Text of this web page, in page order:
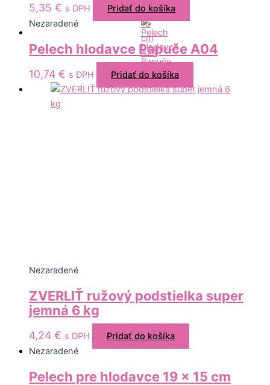
5,35 € s DPH
Pridať do košíka
Nezaradené
Pelech hlodavce Papuče A04
10,74 € s DPH Pridať do košíka
Nezaradené
ZVERLIŤ ružový podstielka super
jemná 6 kg
4,24 € s DPH
Pridať do košíka
Nezaradené
Pelech pre hlodavce 19 x 15 cm